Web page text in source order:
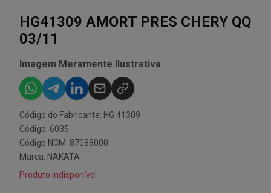
HG41309 AMORT PRES CHERY QQ
03/11
Imagem Meramente Ilustrativa
Código do Fabricante: HG 41309
Código: 6035
Código NCM: 87088000
Marca: NAKATA
Produto Indisponível